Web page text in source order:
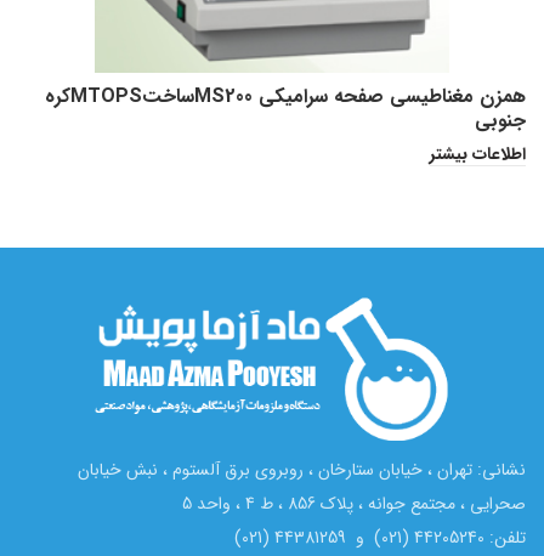
همزن مغناطیسی صفحه سرامیکی MS200ساختMTOPSکره
جنوبی
اطلاعات بیشتر
نشانی: تهران ، خیابان ستارخان ، روبروی برق آلستوم ، نبش خیابان
صحرایی ، مجتمع جوانه ، پلاک 856 ، ط 4 ، واحد 5
تلفن: 44205240 (021) و 44381259 (021)